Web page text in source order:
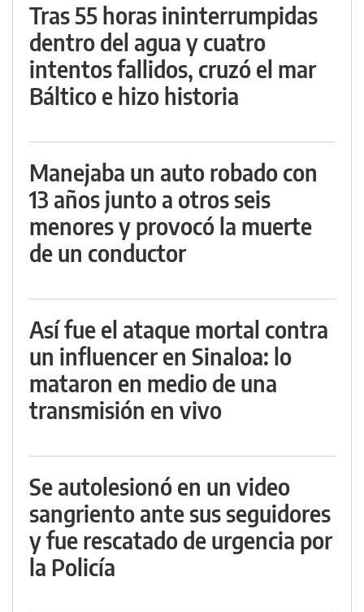
Tras 55 horas ininterrumpidas
dentro del agua y cuatro
intentos fallidos, cruzó el mar
Báltico e hizo historia
Manejaba un auto robado con
13 años junto a otros seis
menores y provocó la muerte
de un conductor
Así fue el ataque mortal contra
un influencer en Sinaloa: lo
mataron en medio de una
transmisión en vivo
Se autolesionó en un video
sangriento ante sus seguidores
y fue rescatado de urgencia por
la Policía